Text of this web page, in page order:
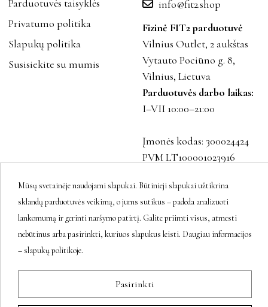
Parduotuvės taisyklės
Privatumo politika
Slapukų politika
Susisiekite su mumis
info@fit2.shop
Fizinė FIT2 parduotuvė
Vilnius Outlet, 2 aukštas
Vytauto Pociūno g. 8,
Vilnius, Lietuva
Parduotuvės darbo laikas:
I–VII 10:00–21:00
Įmonės kodas: 300024424
PVM LT100001023916
Sekite mus
Mūsų svetainėje naudojami slapukai. Būtinieji slapukai užtikrina
sklandų parduotuvės veikimą, o jums sutikus – padeda analizuoti
lankomumą ir gerinti naršymo patirtį. Galite priimti visus, atmesti
nebūtinus arba pasirinkti, kuriuos slapukus leisti. Daugiau informacijos
– slapukų politikoje.
Pasirinkti